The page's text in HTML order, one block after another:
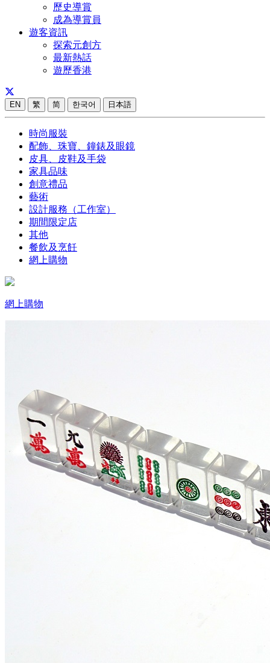
歷史導賞
成為導賞員
遊客資訊
探索元創方
最新熱話
遊歷香港
EN 繁 简 한국어 日本語
時尚服裝
配飾、珠寶、鐘錶及眼鏡
皮具、皮鞋及手袋
家具品味
創意禮品
藝術
設計服務（工作室）
期間限定店
其他
餐飲及烹飪
網上購物
網上購物